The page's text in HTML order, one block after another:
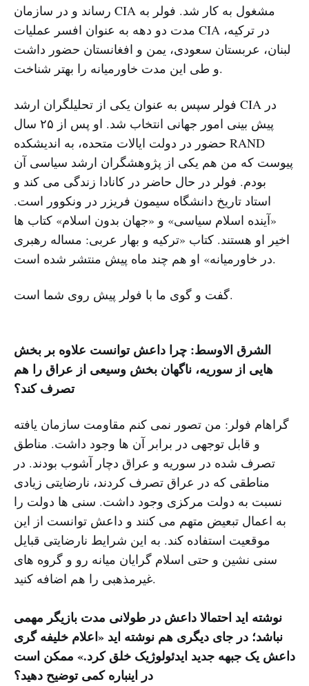
رساند و در سازمان CIA مشغول به کار شد. فولر به
مدت دو دهه به عنوان افسر عملیات CIA در ترکیه،
لبنان، عربستان سعودی، یمن و افغانستان حضور داشت
و طی این مدت خاورمیانه را بهتر شناخت.
فولر سپس به عنوان یکی از تحلیلگران ارشد CIA در
پیش بینی امور جهانی انتخاب شد. او پس از ۲۵ سال
حضور در دولت ایالات متحده، به اندیشکده RAND
پیوست که من هم یکی از پژوهشگران ارشد سیاسی آن
بودم. فولر در حال حاضر در کانادا زندگی می کند و
استاد تاریخ دانشگاه سیمون فریزر در ونکوور است.
«آینده اسلام سیاسی» و «جهان بدون اسلام» کتاب ها
اخیر او هستند. کتاب «ترکیه و بهار عربی: مساله رهبری
در خاورمیانه» او هم چند ماه پیش منتشر شده است.
گفت و گوی ما با فولر پیش روی شما است.
الشرق الاوسط: چرا داعش توانست علاوه بر بخش
هایی از سوریه، ناگهان بخش وسیعی از عراق را هم
تصرف کند؟
گراهام فولر: من تصور نمی کنم مقاومت سازمان یافته
و قابل توجهی در برابر آن ها وجود داشت. مناطق
تصرف شده در سوریه و عراق دچار آشوب بودند. در
مناطقی که در عراق تصرف کردند، نارضایتی زیادی
نسبت به دولت مرکزی وجود داشت. سنی ها دولت را
به اعمال تبعیض متهم می کنند و داعش توانست از این
موقعیت استفاده کند. به این شرایط نارضایتی قبایل
سنی نشین و حتی اسلام گرایان میانه رو و گروه های
غیرمذهبی را هم اضافه کنید.
نوشته اید احتمالا داعش در طولانی مدت بازیگر مهمی
نباشد؛ در جای دیگری هم نوشته اید «اعلام خلیفه گری
داعش یک جبهه جدید ایدئولوژیک خلق کرد.» ممکن است
در اینباره کمی توضیح دهید؟